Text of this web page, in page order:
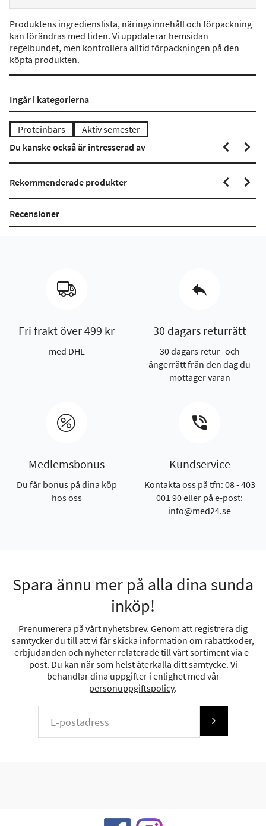
Produktens ingredienslista, näringsinnehåll och förpackning
kan förändras med tiden. Vi uppdaterar hemsidan
regelbundet, men kontrollera alltid förpackningen på den
köpta produkten.
Ingår i kategorierna
Proteinbars
Aktiv semester
Du kanske också är intresserad av
Rekommenderade produkter
Recensioner
Fri frakt över 499 kr
med DHL
30 dagars returrätt
30 dagars retur- och
ångerrätt från den dag du
mottager varan
Medlemsbonus
Du får bonus på dina köp
hos oss
Kundservice
Kontakta oss på tfn: 08 - 403
001 90 eller på e-post:
info@med24.se
Spara ännu mer på alla dina sunda
inköp!
Prenumerera på vårt nyhetsbrev. Genom att registrera dig
samtycker du till att vi får skicka information om rabattkoder,
erbjudanden och nyheter relaterade till vårt sortiment via e-
post. Du kan när som helst återkalla ditt samtycke. Vi
behandlar dina uppgifter i enlighet med vår
personuppgiftspolicy.